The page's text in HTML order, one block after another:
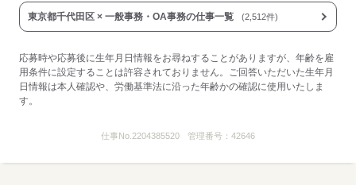
東京都千代田区 × 一般事務・OA事務の仕事一覧 (2,512件)
応募時や応募後に生年月日情報をお尋ねすることがありますが、年齢を雇
用条件に設定することは許容されておりません。ご回答いただいた生年月
日情報は本人確認や、労働基準法に沿った年齢かの確認に使用いたしま
す。
仕事No. 2204385520 管理番号： 42646